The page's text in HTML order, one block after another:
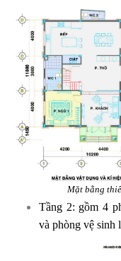
Mặt bằng
Tầng 2: gồm 4
và phòng vệ sinh